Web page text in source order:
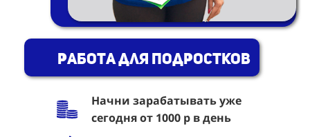
Работа для подростков
Начни зарабатывать уже
сегодня от 1000 р в день